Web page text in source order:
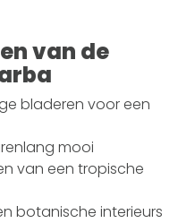
van de
bladeren voor een
mooi
van een tropische
botanische interieurs